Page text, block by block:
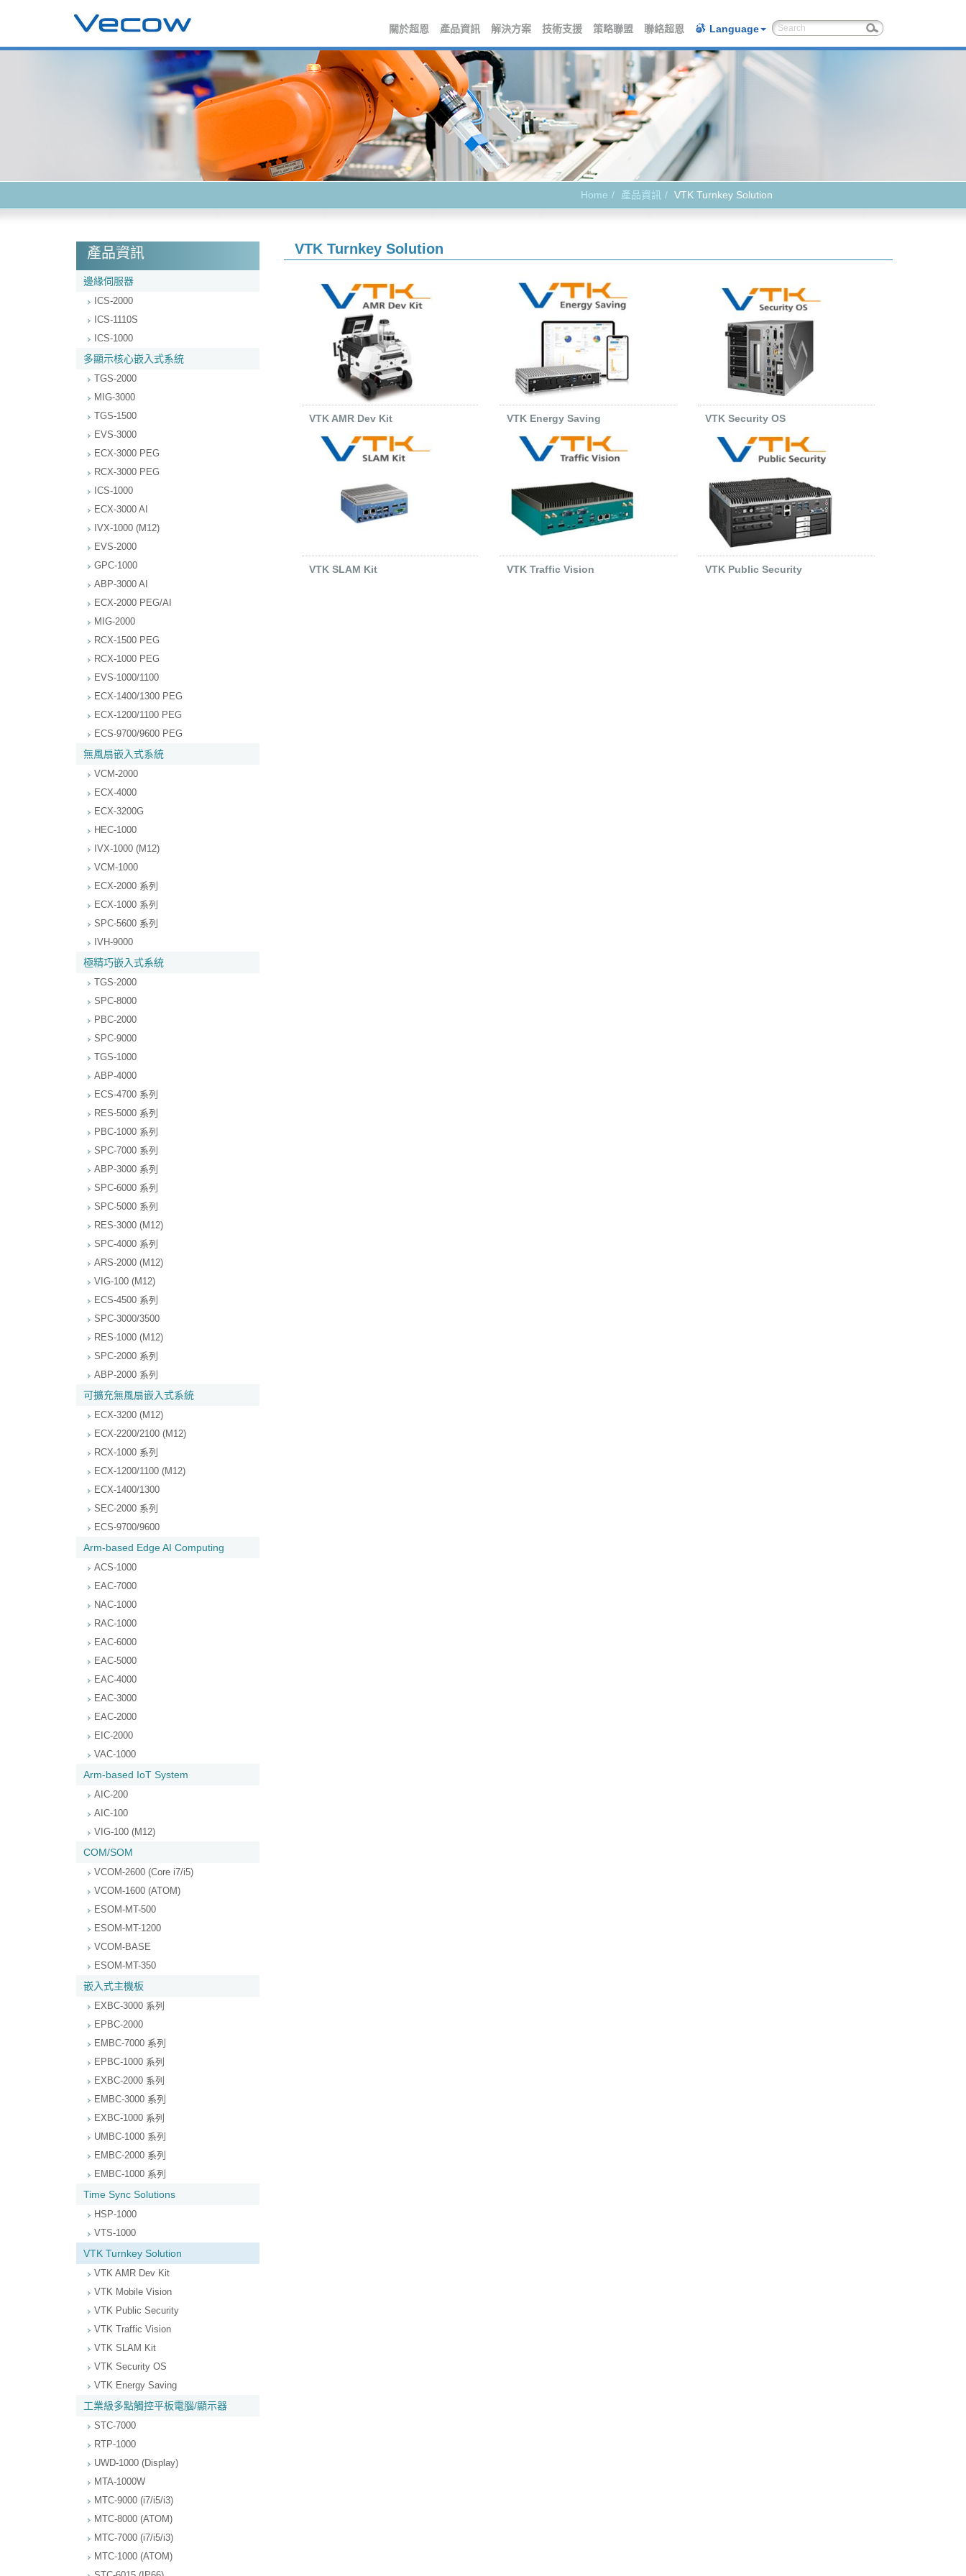
關於超恩 產品資訊 解決方案 技術支援 策略聯盟 聯絡超恩 Language
Home 產品資訊 VTK Turnkey Solution
產品資訊
邊緣伺服器
ICS-2000
ICS-1110S
ICS-1000
多顯示核心嵌入式系統
TGS-2000
MIG-3000
TGS-1500
EVS-3000
ECX-3000 PEG
RCX-3000 PEG
ICS-1000
ECX-3000 AI
IVX-1000 (M12)
EVS-2000
GPC-1000
ABP-3000 AI
ECX-2000 PEG/AI
MIG-2000
RCX-1500 PEG
RCX-1000 PEG
EVS-1000/1100
ECX-1400/1300 PEG
ECX-1200/1100 PEG
ECS-9700/9600 PEG
無風扇嵌入式系統
VCM-2000
ECX-4000
ECX-3200G
HEC-1000
IVX-1000 (M12)
VCM-1000
ECX-2000 系列
ECX-1000 系列
SPC-5600 系列
IVH-9000
極精巧嵌入式系統
TGS-2000
SPC-8000
PBC-2000
SPC-9000
TGS-1000
ABP-4000
ECS-4700 系列
RES-5000 系列
PBC-1000 系列
SPC-7000 系列
ABP-3000 系列
SPC-6000 系列
SPC-5000 系列
RES-3000 (M12)
SPC-4000 系列
ARS-2000 (M12)
VIG-100 (M12)
ECS-4500 系列
SPC-3000/3500
RES-1000 (M12)
SPC-2000 系列
ABP-2000 系列
可擴充無風扇嵌入式系統
ECX-3200 (M12)
ECX-2200/2100 (M12)
RCX-1000 系列
ECX-1200/1100 (M12)
ECX-1400/1300
SEC-2000 系列
ECS-9700/9600
Arm-based Edge AI Computing
ACS-1000
EAC-7000
NAC-1000
RAC-1000
EAC-6000
EAC-5000
EAC-4000
EAC-3000
EAC-2000
EIC-2000
VAC-1000
Arm-based IoT System
AIC-200
AIC-100
VIG-100 (M12)
COM/SOM
VCOM-2600 (Core i7/i5)
VCOM-1600 (ATOM)
ESOM-MT-500
ESOM-MT-1200
VCOM-BASE
ESOM-MT-350
嵌入式主機板
EXBC-3000 系列
EPBC-2000
EMBC-7000 系列
EPBC-1000 系列
EXBC-2000 系列
EMBC-3000 系列
EXBC-1000 系列
UMBC-1000 系列
EMBC-2000 系列
EMBC-1000 系列
Time Sync Solutions
HSP-1000
VTS-1000
VTK Turnkey Solution
VTK AMR Dev Kit
VTK Mobile Vision
VTK Public Security
VTK Traffic Vision
VTK SLAM Kit
VTK Security OS
VTK Energy Saving
工業級多點觸控平板電腦/顯示器
STC-7000
RTP-1000
UWD-1000 (Display)
MTA-1000W
MTC-9000 (i7/i5/i3)
MTC-8000 (ATOM)
MTC-7000 (i7/i5/i3)
MTC-1000 (ATOM)
VTK Turnkey Solution
VTK AMR Dev Kit VTK Energy Saving VTK Security OS
VTK SLAM Kit VTK Traffic Vision VTK Public Security